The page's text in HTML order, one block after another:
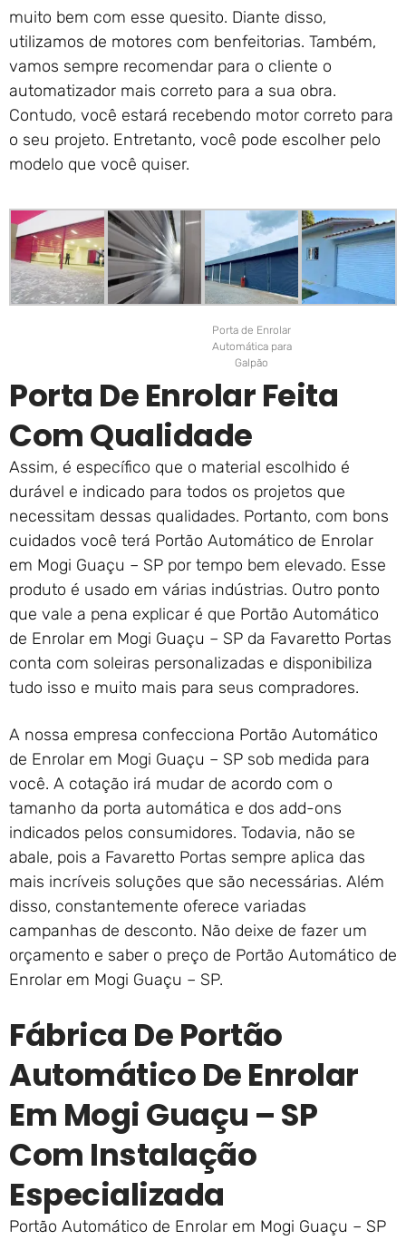
muito bem com esse quesito. Diante disso,
utilizamos de motores com benfeitorias. Também,
vamos sempre recomendar para o cliente o
automatizador mais correto para a sua obra.
Contudo, você estará recebendo motor correto para
o seu projeto. Entretanto, você pode escolher pelo
modelo que você quiser.
Porta de Enrolar
Automática para
Galpão
Porta De Enrolar Feita
Com Qualidade
Assim, é específico que o material escolhido é
durável e indicado para todos os projetos que
necessitam dessas qualidades. Portanto, com bons
cuidados você terá Portão Automático de Enrolar
em Mogi Guaçu – SP por tempo bem elevado. Esse
produto é usado em várias indústrias. Outro ponto
que vale a pena explicar é que Portão Automático
de Enrolar em Mogi Guaçu – SP da Favaretto Portas
conta com soleiras personalizadas e disponibiliza
tudo isso e muito mais para seus compradores.
A nossa empresa confecciona Portão Automático
de Enrolar em Mogi Guaçu – SP sob medida para
você. A cotação irá mudar de acordo com o
tamanho da porta automática e dos add-ons
indicados pelos consumidores. Todavia, não se
abale, pois a Favaretto Portas sempre aplica das
mais incríveis soluções que são necessárias. Além
disso, constantemente oferece variadas
campanhas de desconto. Não deixe de fazer um
orçamento e saber o preço de Portão Automático de
Enrolar em Mogi Guaçu – SP.
Fábrica De Portão
Automático De Enrolar
Em Mogi Guaçu – SP
Com Instalação
Especializada
Portão Automático de Enrolar em Mogi Guaçu – SP